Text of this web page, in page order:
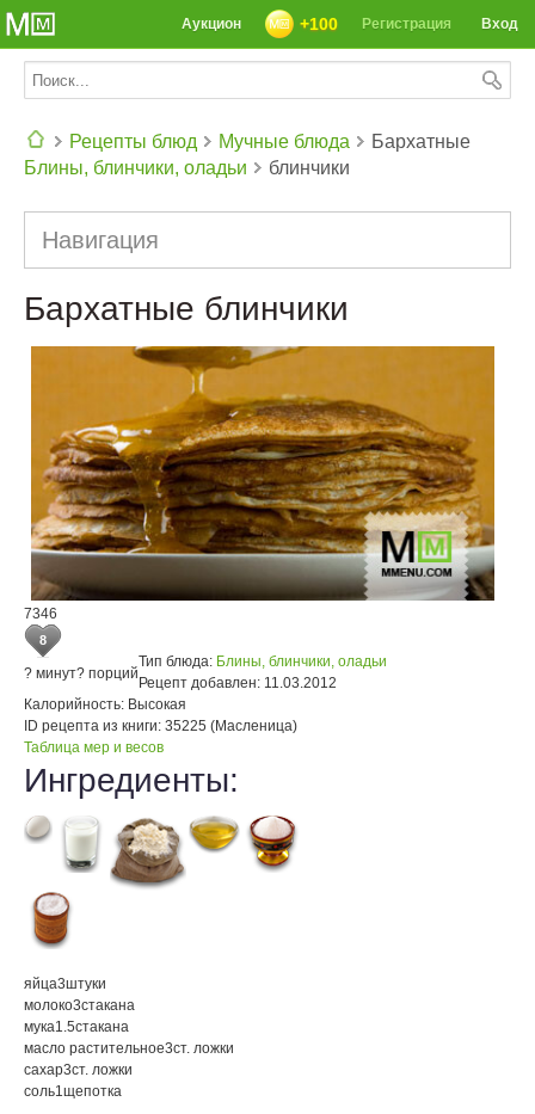
Вход
Регистрация
+100
Аукцион
Рецепты блюд
Мучные блюда
Блины, блинчики, оладьи
Бархатные
блинчики
Навигация
Бархатные блинчики
7346
8
? минут? порций
Тип блюда: Блины, блинчики, оладьи
Рецепт добавлен: 11.03.2012
Калорийность: Высокая
ID рецепта из книги: 35225 (Масленица)
Таблица мер и весов
Ингредиенты:
яйца3штуки
молоко3стакана
мука1.5стакана
масло растительное3ст. ложки
сахар3ст. ложки
соль1щепотка